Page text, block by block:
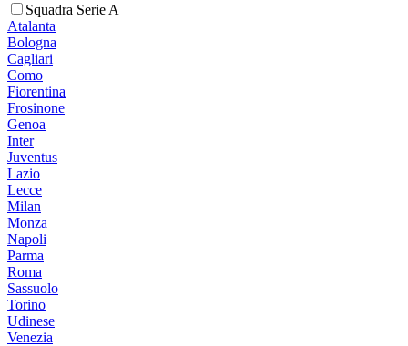
Squadra Serie A
Atalanta
Bologna
Cagliari
Como
Fiorentina
Frosinone
Genoa
Inter
Juventus
Lazio
Lecce
Milan
Monza
Napoli
Parma
Roma
Sassuolo
Torino
Udinese
Venezia